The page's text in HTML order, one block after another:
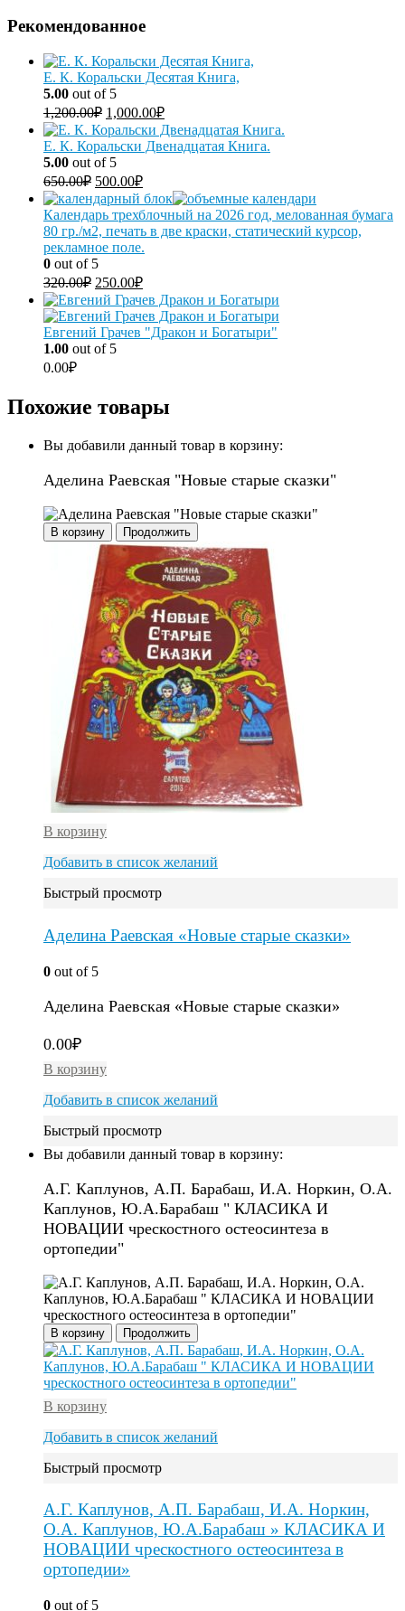
Рекомендованное
Е. К. Коральски Десятая Книга,
5.00 out of 5
1,200.00₽ 1,000.00₽
Е. К. Коральски Двенадцатая Книга.
5.00 out of 5
650.00₽ 500.00₽
Календарь трехблочный на 2026 год, мелованная бумага
80 гр./м2, печать в две краски, статический курсор,
рекламное поле.
0 out of 5
320.00₽ 250.00₽
Евгений Грачев "Дракон и Богатыри"
1.00 out of 5
0.00₽
Похожие товары
Вы добавили данный товар в корзину:
Аделина Раевская "Новые старые сказки"
В корзину Продолжить
В корзину
Добавить в список желаний
Быстрый просмотр
Аделина Раевская «Новые старые сказки»
0 out of 5
Аделина Раевская «Новые старые сказки»
0.00₽
В корзину
Добавить в список желаний
Быстрый просмотр
Вы добавили данный товар в корзину:
А.Г. Каплунов, А.П. Барабаш, И.А. Норкин, О.А.
Каплунов, Ю.А.Барабаш " КЛАСИКА И
НОВАЦИИ чрескостного остеосинтеза в
ортопедии"
В корзину Продолжить
В корзину
Добавить в список желаний
Быстрый просмотр
А.Г. Каплунов, А.П. Барабаш, И.А. Норкин,
О.А. Каплунов, Ю.А.Барабаш » КЛАСИКА И
НОВАЦИИ чрескостного остеосинтеза в
ортопедии»
0 out of 5